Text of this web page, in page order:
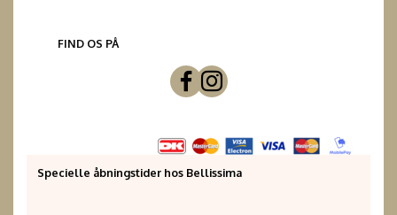
FIND OS PÅ
Specielle åbningstider hos Bellissima